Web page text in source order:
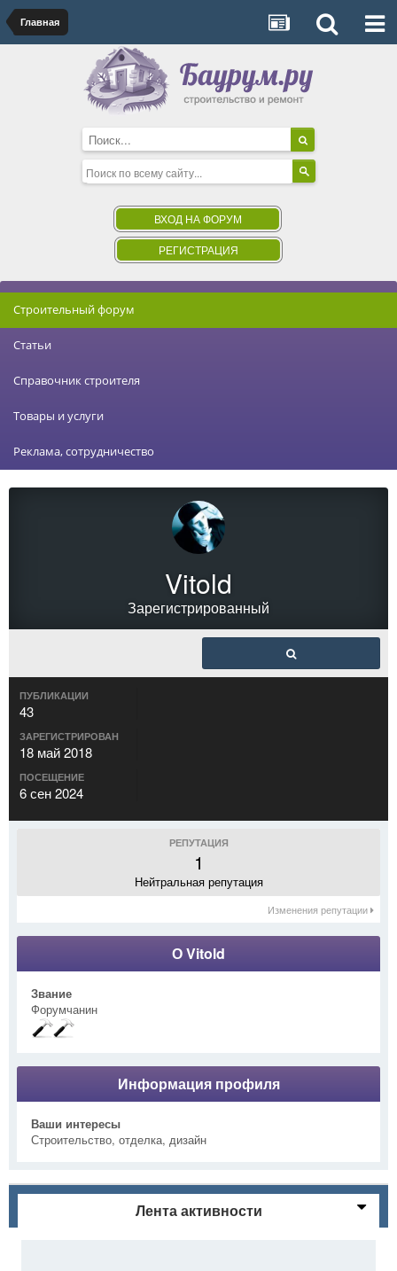
Главная
ВХОД НА ФОРУМ
РЕГИСТРАЦИЯ
Строительный форум
Статьи
Справочник строителя
Товары и услуги
Реклама, сотрудничество
Vitold
Зарегистрированный
ПУБЛИКАЦИИ
43
ЗАРЕГИСТРИРОВАН
18 май 2018
ПОСЕЩЕНИЕ
6 сен 2024
РЕПУТАЦИЯ
1
Нейтральная репутация
Изменения репутации
О Vitold
Звание
Форумчанин
Информация профиля
Ваши интересы
Строительство, отделка, дизайн
Лента активности